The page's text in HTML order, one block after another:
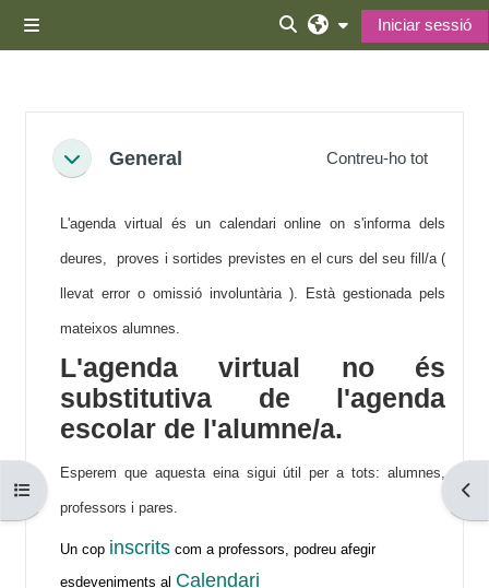
Commuta l'entrada de la
Iniciar sessió
Obre l'índex del curs
RedueixGeneral Contreu-ho tot
L'agenda virtual és un calendari online on s'informa dels
deures, proves i sortides previstes en el curs del seu fill/a (
llevat error o omissió involuntària ). Està gestionada pels
mateixos alumnes.
L'agenda virtual no és
substitutiva de l'agenda
escolar de l'alumne/a.
Esperem que aquesta eina sigui útil per a tots: alumnes,
professors i pares.
Un cop inscrits com a professors, podreu afegir
esdeveniments al Calendari